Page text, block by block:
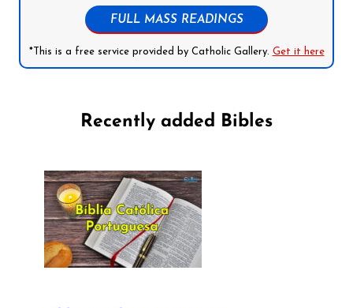
FULL MASS READINGS
*This is a free service provided by Catholic Gallery. Get it here
Recently added Bibles